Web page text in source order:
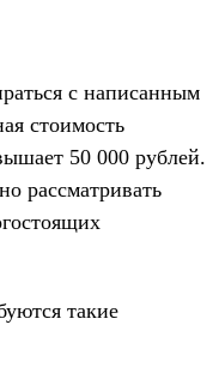
с написанным
стоимость
50 000 рублей.
рассматривать
такие